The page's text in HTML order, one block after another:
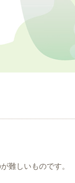
難しいものです。